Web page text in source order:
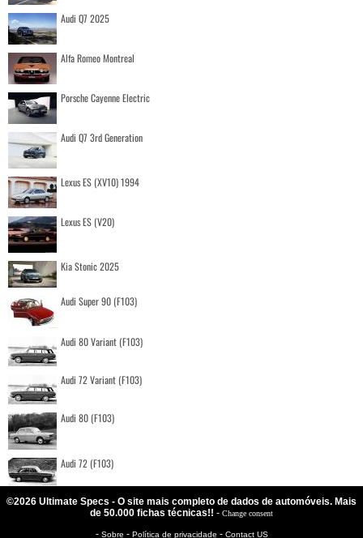
Audi Q7 2025
Alfa Romeo Montreal
Porsche Cayenne Electric
Audi Q7 3rd Generation
Lexus ES (XV10) 1994
Lexus ES (V20)
Kia Stonic 2025
Audi Super 90 (F103)
Audi 80 Variant (F103)
Audi 72 Variant (F103)
Audi 80 (F103)
Audi 72 (F103)
©2026 Ultimate Specs - O site mais completo de dados de automóveis. Mais
de 50.000 fichas técnicas!! - Change consent
- Sobre - Política de privacidade - Contact US